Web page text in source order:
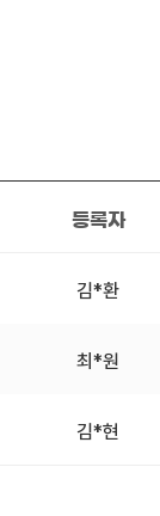
등록자
김*환
최*원
김*현